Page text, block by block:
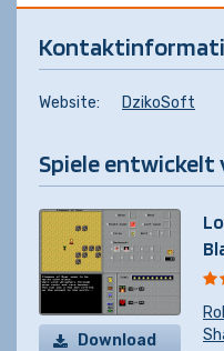
Website: DzikoSoft
Spiele entwickelt
Download